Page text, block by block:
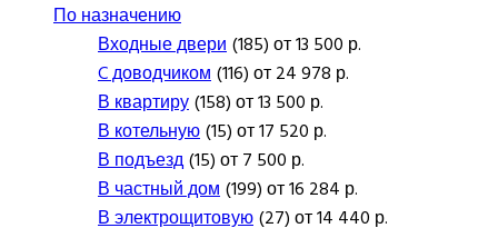
По назначению
Входные двери(185) от 13 500 р.
C доводчиком(116) от 24 978 р.
В квартиру(158) от 13 500 р.
В котельную(15) от 17 520 р.
В подъезд(15) от 7 500 р.
В частный дом(199) от 16 284 р.
В электрощитовую(27) от 14 440 р.